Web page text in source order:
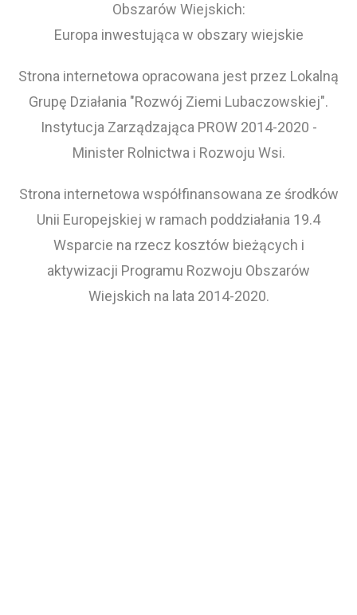
Obszarów Wiejskich:
Europa inwestująca w obszary wiejskie
Strona internetowa opracowana jest przez Lokalną
Grupę Działania "Rozwój Ziemi Lubaczowskiej".
Instytucja Zarządzająca PROW 2014-2020 -
Minister Rolnictwa i Rozwoju Wsi.
Strona internetowa współfinansowana ze środków
Unii Europejskiej w ramach poddziałania 19.4
Wsparcie na rzecz kosztów bieżących i
aktywizacji Programu Rozwoju Obszarów
Wiejskich na lata 2014-2020.